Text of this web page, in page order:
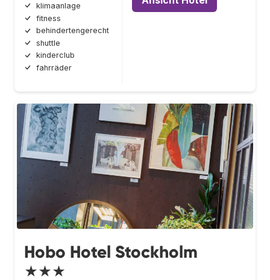
klimaanlage
fitness
behindertengerecht
shuttle
kinderclub
fahrräder
Hobo Hotel Stockholm
★★★